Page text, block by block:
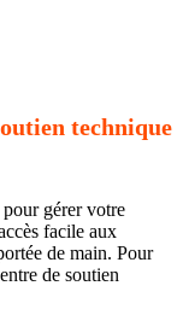
technique
gérer votre
facile aux
de main. Pour
de soutien